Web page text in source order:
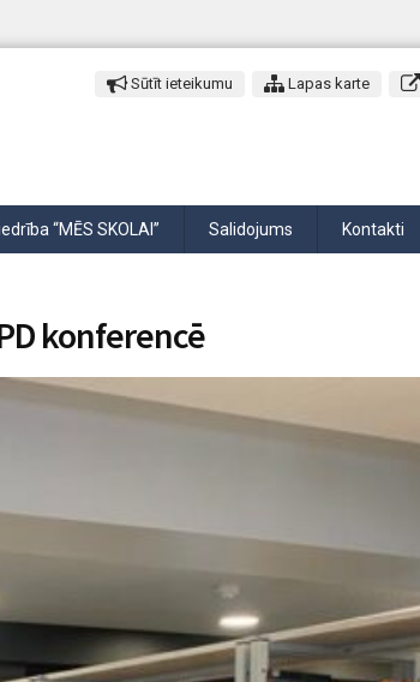
Sūtīt ieteikumu Lapas karte
“MĒS SKOLAI” Salidojums Kontakti
konferencē